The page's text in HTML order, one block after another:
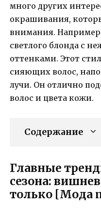
много других
окрашивания,
внимания.
светлого блонда с
оттенками. Этот
сияющих волос,
лучи. Он отлично
волос и цвета кожи.
Содержание
Главные
сезона:
только [Мода